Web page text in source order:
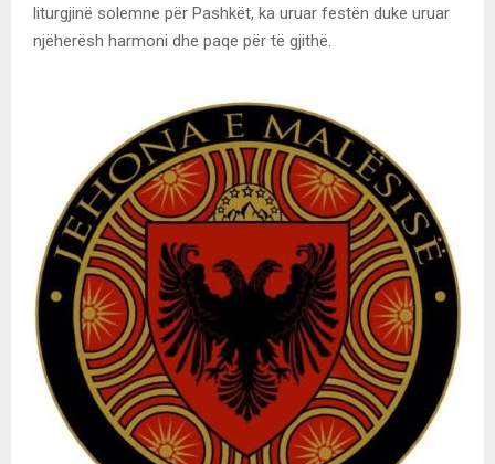
liturgjinë solemne për Pashkët, ka uruar festën duke uruar
njëherësh harmoni dhe paqe për të gjithë.